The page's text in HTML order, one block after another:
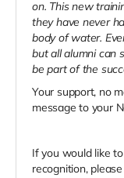
on. This new
they have never
body of water.
but all alumni can
be part of the
Your support, no
message to your
If you would like
recognition,